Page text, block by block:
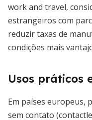
work and travel,
estrangeiros com
reduzir taxas de
condições mais
Usos práticos
Em países europeus,
sem contato